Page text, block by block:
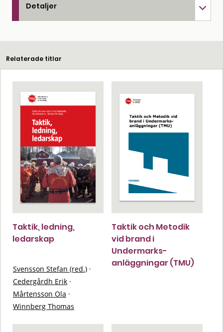
Detaljer
Relaterade titlar
Taktik, ledning,
ledarskap
Svensson Stefan (red.) ·
Cedergårdh Erik ·
Mårtensson Ola ·
Winnberg Thomas
Taktik och Metodik
vid brand i
Undermarks-
anläggningar (TMU)